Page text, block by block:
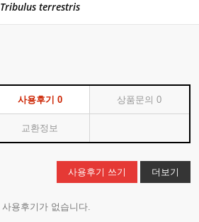
Tribulus terrestris
사용후기 0 상품문의0
교환정보
사용후기 쓰기 더보기
사용후기가 없습니다.